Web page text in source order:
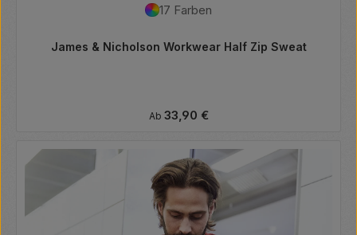
17 Farben
James & Nicholson Workwear Half Zip Sweat
Regulärer Preis:
Ab 33,90 €